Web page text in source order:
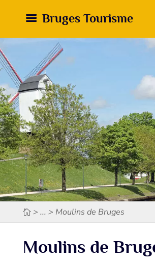
Bruges Tourisme
> ... > Moulins de Bruges
Moulins de